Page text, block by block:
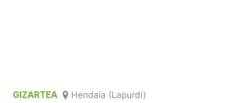
GIZARTEA Hendaia (Lapurdi)